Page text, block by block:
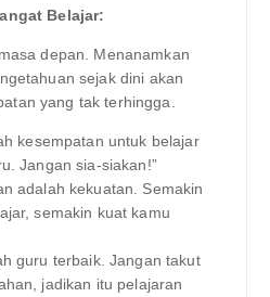
Belajar:
depan. Menanamkan
sejak dini akan
yang tak terhingga.
kesempatan untuk belajar
Jangan sia-siakan!”
adalah kekuatan. Semakin
semakin kuat kamu
guru terbaik. Jangan takut
jadikan itu pelajaran